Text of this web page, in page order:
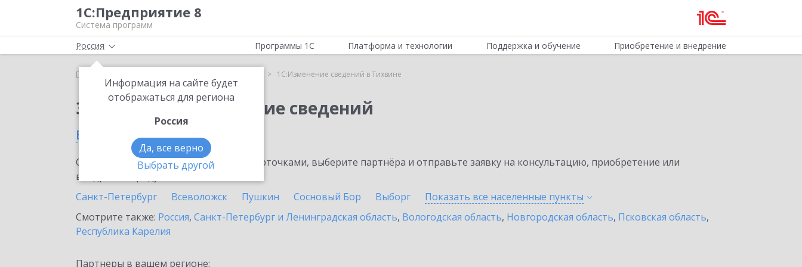
1С:Предприятие 8
Система программ
Россия
Информация на сайте будет
отображаться для региона
Россия
Да, все верно
Выбрать другой
Программы 1С Платформа и технологии Поддержка и обучение Приобретение и внедрение
Главная 1С:Изменение сведений в Тихвине
Заказать 1С:Изменение сведений
в Тихвине
Ознакомьтесь с информационными карточками, выберите партнёра и отправьте заявку на консультацию, приобретение или
внедрение продукта.
Санкт-Петербург
Всеволожск Пушкин Сосновый Бор Выборг Показать все населенные пункты
Смотрите также: Россия, Санкт-Петербург и Ленинградская область, Вологодская область, Новгородская область, Псковская область,
Республика Карелия
Партнеры в вашем регионе: